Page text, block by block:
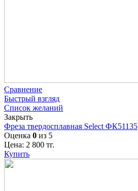
Сравнение
Быстрый взгляд
Список желаний
Закрыть
Фреза твердосплавная Select ФК51135
Оценка 0 из 5
Цена: 2 800 тг.
Купить